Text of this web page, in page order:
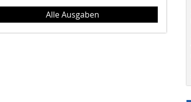
Alle Ausgaben